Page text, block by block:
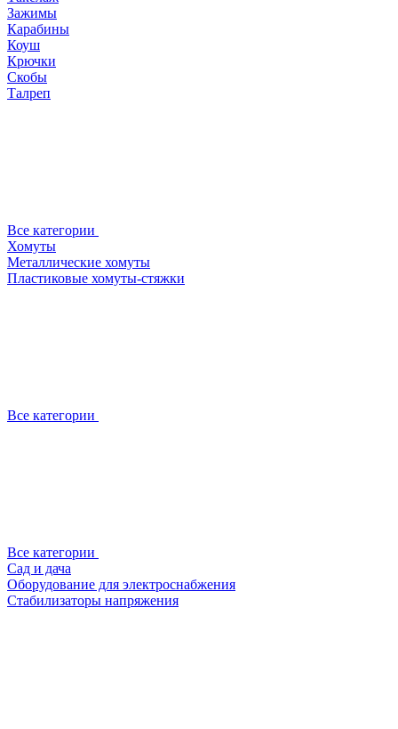
Зажимы
Карабины
Коуш
Крючки
Скобы
Талреп
Все категории
Хомуты
Металлические хомуты
Пластиковые хомуты-стяжки
Все категории
Все категории
Сад и дача
Оборудование для электроснабжения
Стабилизаторы напряжения